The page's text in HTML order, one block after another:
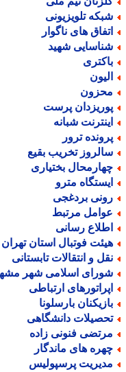
تلویزیونی
های ناگوار
شهید
پرست
شبانه
ترور
تخریب بقیع
بختیاری
مترو
بردغجی
مرتبط
رسانی
فوتبال استان تهران
و انتقالات تابستانی
اسلامی شهر مشهد
ارتباطی
بارسلونا
دانشگاهی
فنونی زاده
های ماندگار
پرسپولیس